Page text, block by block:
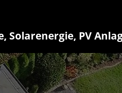
Solarenergie, PV